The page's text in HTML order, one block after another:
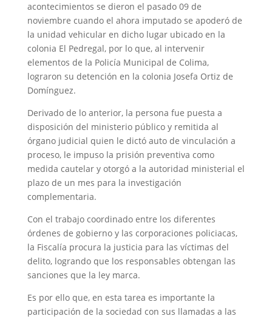
acontecimientos se dieron el pasado 09 de
noviembre cuando el ahora imputado se apoderó de
la unidad vehicular en dicho lugar ubicado en la
colonia El Pedregal, por lo que, al intervenir
elementos de la Policía Municipal de Colima,
lograron su detención en la colonia Josefa Ortiz de
Domínguez.
Derivado de lo anterior, la persona fue puesta a
disposición del ministerio público y remitida al
órgano judicial quien le dictó auto de vinculación a
proceso, le impuso la prisión preventiva como
medida cautelar y otorgó a la autoridad ministerial el
plazo de un mes para la investigación
complementaria.
Con el trabajo coordinado entre los diferentes
órdenes de gobierno y las corporaciones policiacas,
la Fiscalía procura la justicia para las víctimas del
delito, logrando que los responsables obtengan las
sanciones que la ley marca.
Es por ello que, en esta tarea es importante la
participación de la sociedad con sus llamadas a las